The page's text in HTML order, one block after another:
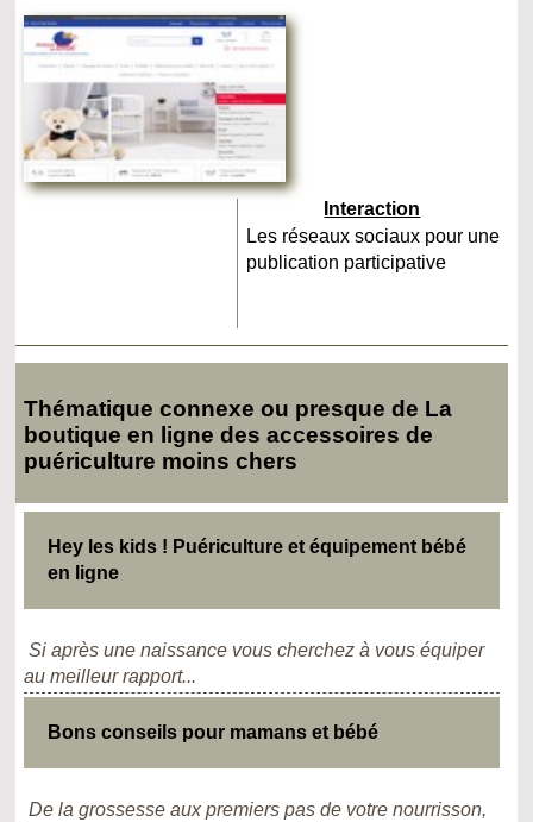
Interaction
Les réseaux sociaux pour une
publication participative
Thématique connexe ou presque de La
boutique en ligne des accessoires de
puériculture moins chers
Hey les kids ! Puériculture et équipement bébé
en ligne
Si après une naissance vous cherchez à vous équiper
au meilleur rapport...
Bons conseils pour mamans et bébé
De la grossesse aux premiers pas de votre nourrisson,